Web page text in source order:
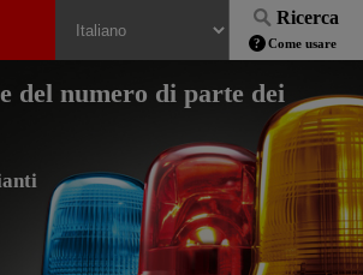
Ricerca
Come usare
del numero di parte dei